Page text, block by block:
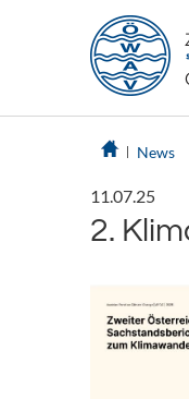
News
11.07.25
2.